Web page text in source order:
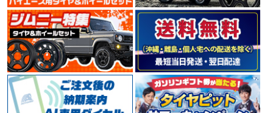
NITTO
ニットー
TOYOタイヤの海外輸出向けブランドNITTO（ニット
ー）。 米国でコアなファンに支持を受けており、デザイ
ン性、革新性をコンセプトとした、ラグジュアリースポ
ーツカーやSUV向けの大口径タイヤが充実しています。
総合評価：150件 4.55
特設ページは
こちら!
DUNLOP